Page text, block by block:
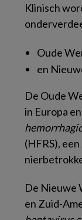
Klinisch
Oude
en
De Oude
in Europa
(HFRS),
De Nieuwe
en Zuid-